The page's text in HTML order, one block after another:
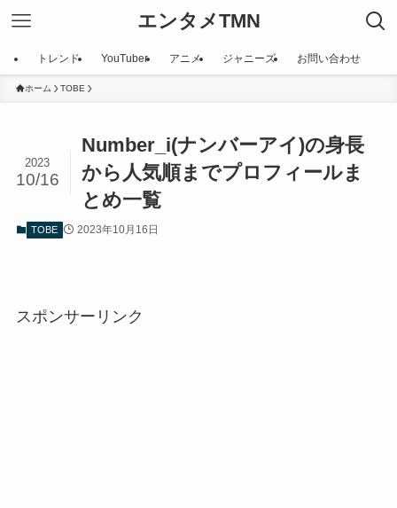
エンタメTMN
トレンド YouTuber アニメ ジャニーズ お問い合わせ
ホーム TOBE
Number_i(ナンバーアイ)の身長
から人気順までプロフィールま
とめ一覧
2023
10/16
TOBE 2023年10月16日
スポンサーリンク